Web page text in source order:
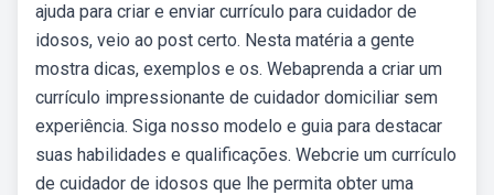
ajuda para criar e enviar currículo para cuidador de
idosos, veio ao post certo. Nesta matéria a gente
mostra dicas, exemplos e os. Webaprenda a criar um
currículo impressionante de cuidador domiciliar sem
experiência. Siga nosso modelo e guia para destacar
suas habilidades e qualificações. Webcrie um currículo
de cuidador de idosos que lhe permita obter uma